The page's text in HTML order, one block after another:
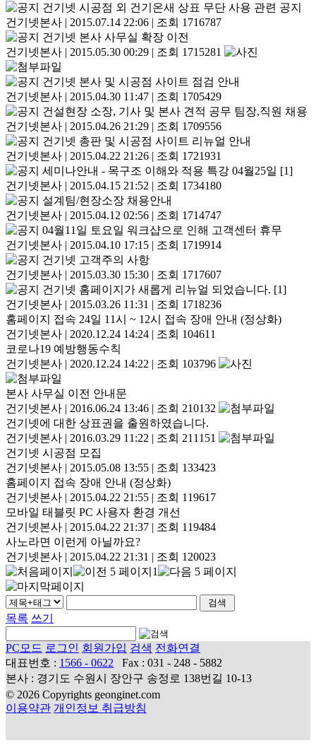
건기넷 시공점 외 건기온새 상표 무단 사용 관련 공지
건기넷본사 | 2015.07.14 22:06 | 조회 1716787
건기넷 본사 사무실 확장 이전
건기넷본사 | 2015.05.30 00:29 | 조회 1715281
건기넷 본사 및 시공점 사이트 점검 안내
건기넷본사 | 2015.04.30 11:47 | 조회 1705429
건설현장 소장, 기사 및 본사 견적 공무 팀장,직원 채용
건기넷본사 | 2015.04.26 21:29 | 조회 1709556
건기넷 총판 및 시공점 사이트 리뉴얼 안내
건기넷본사 | 2015.04.22 21:26 | 조회 1721931
세미나안내 - 목구조 이해와 적용 특강 04월25일 [1]
건기넷본사 | 2015.04.15 21:52 | 조회 1734180
설계팀/현장소장 채용안내
건기넷본사 | 2015.04.12 02:56 | 조회 1714747
04월11일 토요일 워크샵으로 인해 고객센터 휴무
건기넷본사 | 2015.04.10 17:15 | 조회 1719914
건기넷 고객주의 사항
건기넷본사 | 2015.03.30 15:30 | 조회 1717607
건기넷 홈페이지가 새롭게 리뉴얼 되었습니다. [1]
건기넷본사 | 2015.03.26 11:31 | 조회 1718236
홈페이지 접속 24일 11시 ~ 12시 접속 장애 안내 (정상화)
건기넷본사 | 2020.12.24 14:24 | 조회 104611
코로나19 예방행동수칙
건기넷본사 | 2020.12.24 14:22 | 조회 103796
본사 사무실 이전 안내문
건기넷본사 | 2016.06.24 13:46 | 조회 210132
건기넷에 대한 상표권을 출원하였습니다.
건기넷본사 | 2016.03.29 11:22 | 조회 211151
건기넷 시공점 모집
건기넷본사 | 2015.05.08 13:55 | 조회 133423
홈페이지 접속 장애 안내 (정상화)
건기넷본사 | 2015.04.22 21:55 | 조회 119617
모바일 태블릿 PC 사용자 환경 개선
건기넷본사 | 2015.04.22 21:37 | 조회 119484
사노라면 이런게 아닐까요?
건기넷본사 | 2015.04.22 21:31 | 조회 120023
1
목록 쓰기
PC모드 로그인 회원가입 검색 전화연결
대표번호 : 1566 - 0622
Fax : 031 - 248 - 5882
본사 : 경기도 수원시 장안구 송정로 138번길 10-13
© 2026 Copyrights geonginet.com
이용약관 개인정보 취급방침